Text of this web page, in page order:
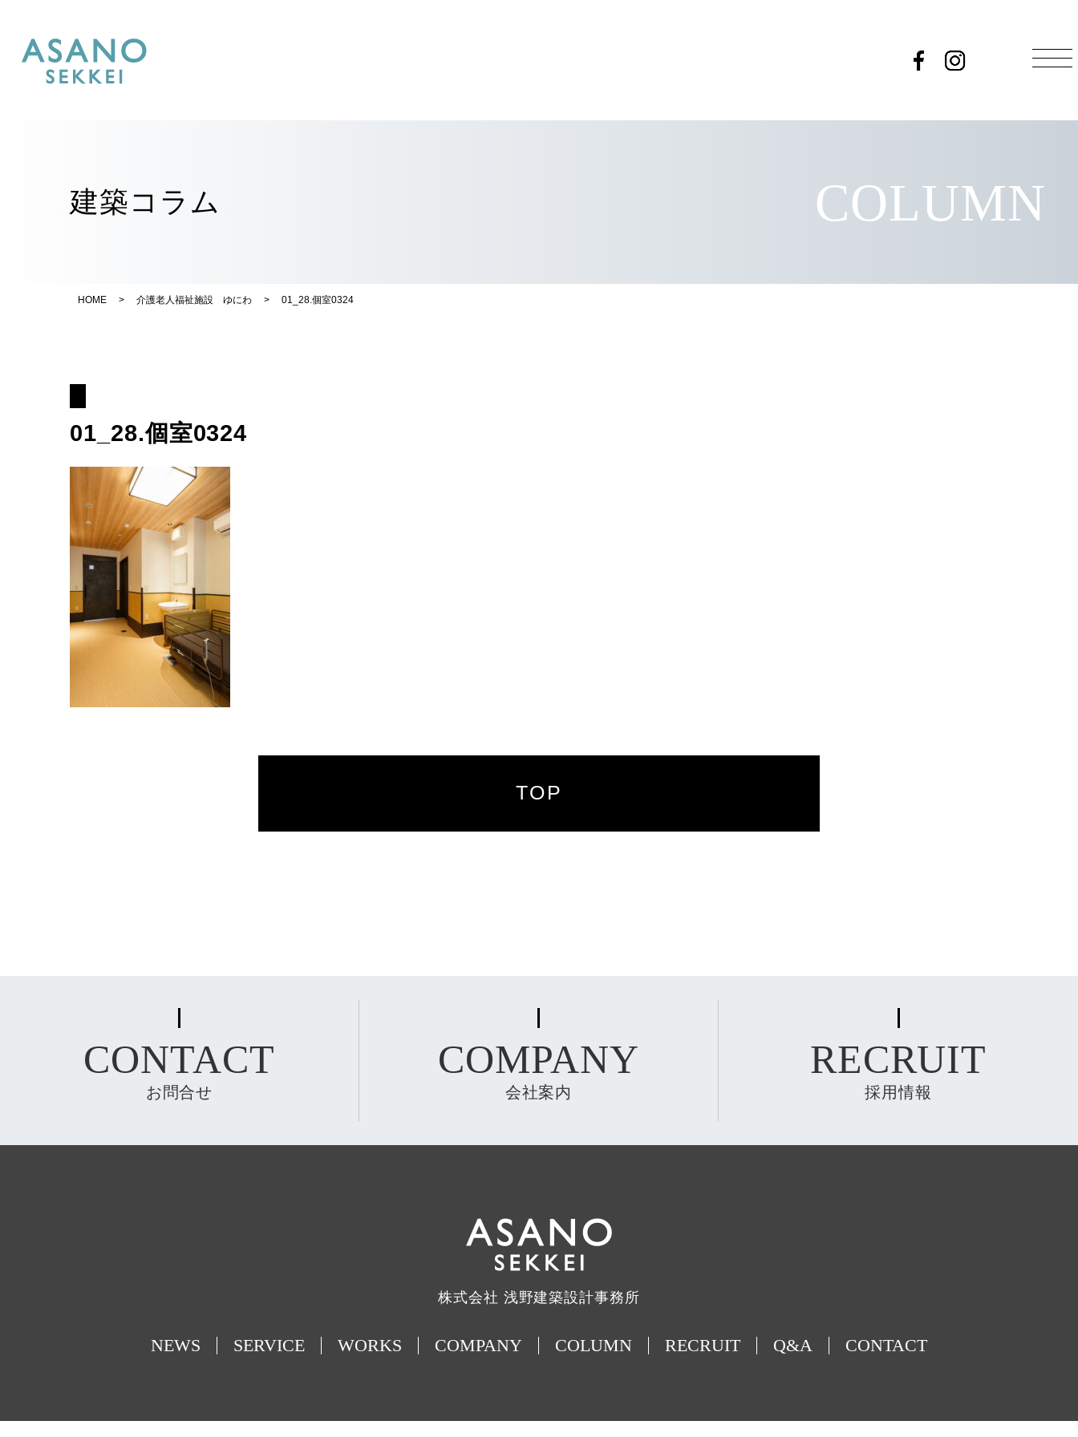
建築コラム COLUMN
HOME > 介護老人福祉施設 ゆにわ > 01_28.個室0324
01_28.個室0324
TOP
CONTACT
お問合せ
COMPANY
会社案内
RECRUIT
採用情報
株式会社 浅野建築設計事務所
NEWS SERVICE WORKS COMPANY COLUMN RECRUIT Q&A CONTACT